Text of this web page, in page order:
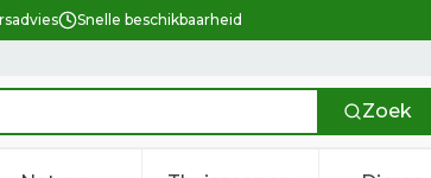
Snelle beschikbaarheid
Zoek